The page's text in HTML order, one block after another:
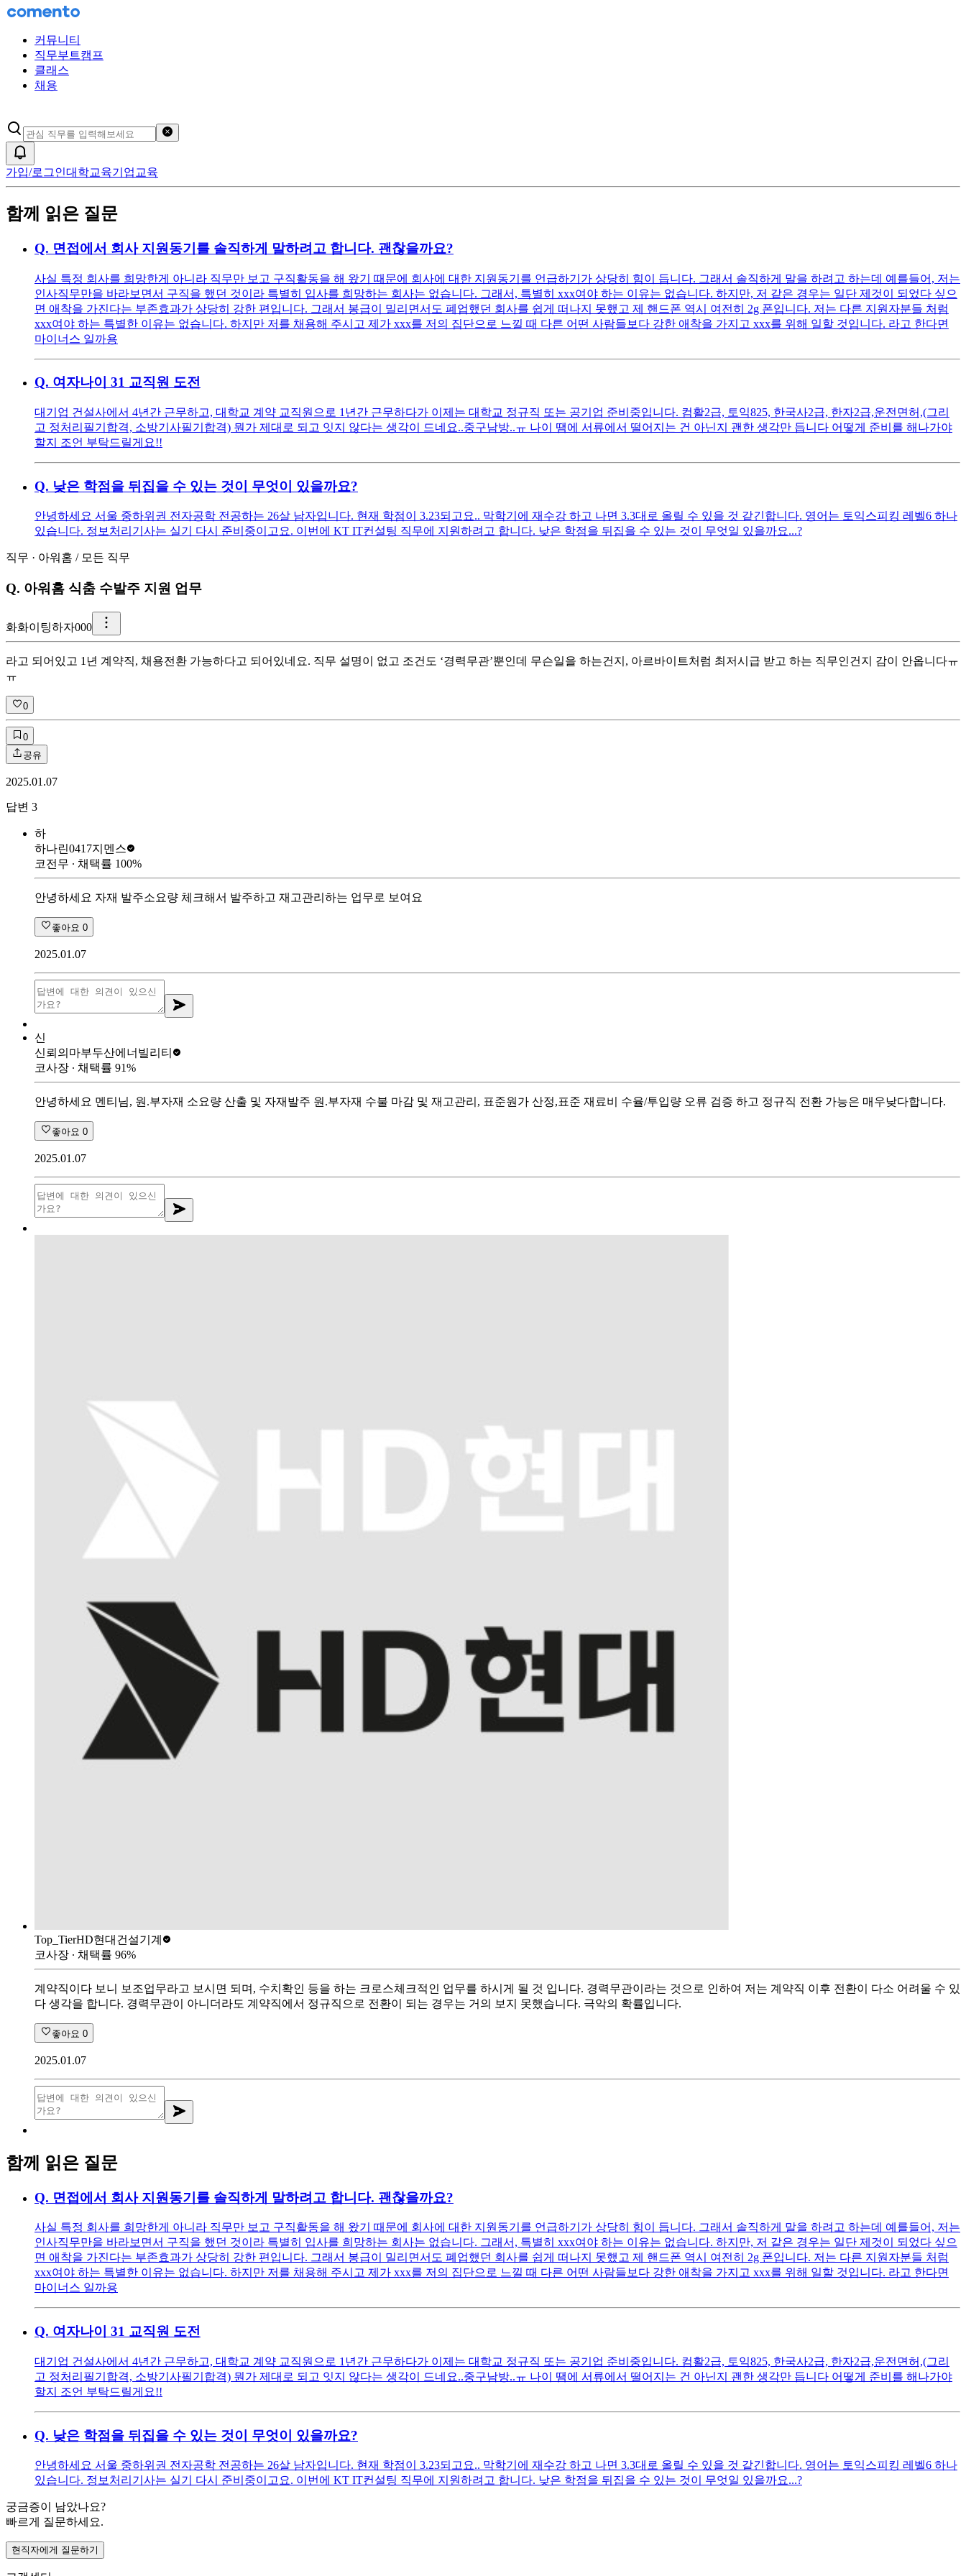
커뮤니티
직무부트캠프
클래스
채용
가입/로그인대학교육기업교육
함께 읽은 질문
Q. 면접에서 회사 지원동기를 솔직하게 말하려고 합니다. 괜찮을까요?
사실 특정 회사를 희망한게 아니라 직무만 보고 구직활동을 해 왔기 때문에 회사에 대한 지원동기를 언급하기가 상당히 힘이 듭니다. 그래서 솔직하게 말을 하려고 하는데 예를들어, 저는
인사직무만을 바라보면서 구직을 했던 것이라 특별히 입사를 희망하는 회사는 없습니다. 그래서, 특별히 xxx여야 하는 이유는 없습니다. 하지만, 저 같은 경우는 일단 제것이 되었다 싶으
면 애착을 가진다는 부존효과가 상당히 강한 편입니다. 그래서 봉급이 밀리면서도 폐업했던 회사를 쉽게 떠나지 못했고 제 핸드폰 역시 여전히 2g 폰입니다. 저는 다른 지원자분들 처럼
xxx여야 하는 특별한 이유는 없습니다. 하지만 저를 채용해 주시고 제가 xxx를 저의 집단으로 느낄 때 다른 어떤 사람들보다 강한 애착을 가지고 xxx를 위해 일할 것입니다. 라고 한다면
마이너스 일까용
Q. 여자나이 31 교직원 도전
대기업 건설사에서 4년간 근무하고, 대학교 계약 교직원으로 1년간 근무하다가 이제는 대학교 정규직 또는 공기업 준비중입니다. 컴활2급, 토익825, 한국사2급, 한자2급,운전면허,(그리
고 정처리필기합격, 소방기사필기합격) 뭔가 제대로 되고 잇지 않다는 생각이 드네요..중구남방..ㅠ 나이 땜에 서류에서 떨어지는 건 아닌지 괜한 생각만 듭니다 어떻게 준비를 해나가야
할지 조언 부탁드릴게요!!
Q. 낮은 학점을 뒤집을 수 있는 것이 무엇이 있을까요?
안녕하세요 서울 중하위권 전자공학 전공하는 26살 남자입니다. 현재 학점이 3.23되고요.. 막학기에 재수강 하고 나면 3.3대로 올릴 수 있을 것 같긴합니다. 영어는 토익스피킹 레벨6 하나
있습니다. 정보처리기사는 실기 다시 준비중이고요. 이번에 KT IT컨설팅 직무에 지원하려고 합니다. 낮은 학점을 뒤집을 수 있는 것이 무엇일 있을까요...?
직무 · 아워홈 / 모든 직무
Q. 아워홈 식춤 수발주 지원 업무
화화이팅하자000
라고 되어있고 1년 계약직, 채용전환 가능하다고 되어있네요. 직무 설명이 없고 조건도 ‘경력무관’뿐인데 무슨일을 하는건지, 아르바이트처럼 최저시급 받고 하는 직무인건지 감이 안옵니다ㅠ
ㅠ
0
0
공유
2025.01.07
답변 3
하
하나린0417지멘스
코전무 ∙ 채택률 100%
안녕하세요 자재 발주소요량 체크해서 발주하고 재고관리하는 업무로 보여요
좋아요 0
2025.01.07
신
신뢰의마부두산에너빌리티
코사장 ∙ 채택률 91%
안녕하세요 멘티님, 원.부자재 소요량 산출 및 자재발주 원.부자재 수불 마감 및 재고관리, 표준원가 산정,표준 재료비 수율/투입량 오류 검증 하고 정규직 전환 가능은 매우낮다합니다.
좋아요 0
2025.01.07
Top_TierHD현대건설기계
코사장 ∙ 채택률 96%
계약직이다 보니 보조업무라고 보시면 되며, 수치확인 등을 하는 크로스체크적인 업무를 하시게 될 것 입니다. 경력무관이라는 것으로 인하여 저는 계약직 이후 전환이 다소 어려울 수 있
다 생각을 합니다. 경력무관이 아니더라도 계약직에서 정규직으로 전환이 되는 경우는 거의 보지 못했습니다. 극악의 확률입니다.
좋아요 0
2025.01.07
함께 읽은 질문
Q. 면접에서 회사 지원동기를 솔직하게 말하려고 합니다. 괜찮을까요?
사실 특정 회사를 희망한게 아니라 직무만 보고 구직활동을 해 왔기 때문에 회사에 대한 지원동기를 언급하기가 상당히 힘이 듭니다. 그래서 솔직하게 말을 하려고 하는데 예를들어, 저는
인사직무만을 바라보면서 구직을 했던 것이라 특별히 입사를 희망하는 회사는 없습니다. 그래서, 특별히 xxx여야 하는 이유는 없습니다. 하지만, 저 같은 경우는 일단 제것이 되었다 싶으
면 애착을 가진다는 부존효과가 상당히 강한 편입니다. 그래서 봉급이 밀리면서도 폐업했던 회사를 쉽게 떠나지 못했고 제 핸드폰 역시 여전히 2g 폰입니다. 저는 다른 지원자분들 처럼
xxx여야 하는 특별한 이유는 없습니다. 하지만 저를 채용해 주시고 제가 xxx를 저의 집단으로 느낄 때 다른 어떤 사람들보다 강한 애착을 가지고 xxx를 위해 일할 것입니다. 라고 한다면
마이너스 일까용
Q. 여자나이 31 교직원 도전
대기업 건설사에서 4년간 근무하고, 대학교 계약 교직원으로 1년간 근무하다가 이제는 대학교 정규직 또는 공기업 준비중입니다. 컴활2급, 토익825, 한국사2급, 한자2급,운전면허,(그리
고 정처리필기합격, 소방기사필기합격) 뭔가 제대로 되고 잇지 않다는 생각이 드네요..중구남방..ㅠ 나이 땜에 서류에서 떨어지는 건 아닌지 괜한 생각만 듭니다 어떻게 준비를 해나가야
할지 조언 부탁드릴게요!!
Q. 낮은 학점을 뒤집을 수 있는 것이 무엇이 있을까요?
안녕하세요 서울 중하위권 전자공학 전공하는 26살 남자입니다. 현재 학점이 3.23되고요.. 막학기에 재수강 하고 나면 3.3대로 올릴 수 있을 것 같긴합니다. 영어는 토익스피킹 레벨6 하나
있습니다. 정보처리기사는 실기 다시 준비중이고요. 이번에 KT IT컨설팅 직무에 지원하려고 합니다. 낮은 학점을 뒤집을 수 있는 것이 무엇일 있을까요...?
궁금증이 남았나요?
빠르게 질문하세요.
현직자에게 질문하기